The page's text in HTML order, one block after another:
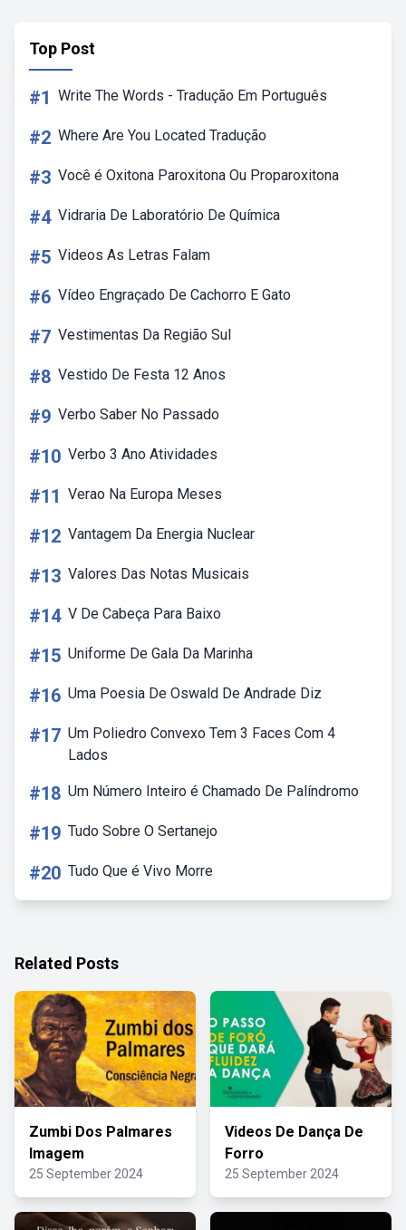
Top Post
#1 Write The Words - Tradução Em Português
#2 Where Are You Located Tradução
#3 Você é Oxitona Paroxitona Ou Proparoxitona
#4 Vidraria De Laboratório De Química
#5 Videos As Letras Falam
#6 Vídeo Engraçado De Cachorro E Gato
#7 Vestimentas Da Região Sul
#8 Vestido De Festa 12 Anos
#9 Verbo Saber No Passado
#10 Verbo 3 Ano Atividades
#11 Verao Na Europa Meses
#12 Vantagem Da Energia Nuclear
#13 Valores Das Notas Musicais
#14 V De Cabeça Para Baixo
#15 Uniforme De Gala Da Marinha
#16 Uma Poesia De Oswald De Andrade Diz
#17 Um Poliedro Convexo Tem 3 Faces Com 4
Lados
#18 Um Número Inteiro é Chamado De Palíndromo
#19 Tudo Sobre O Sertanejo
#20 Tudo Que é Vivo Morre
Related Posts
Zumbi Dos Palmares
Imagem
25 September 2024
Videos De Dança De
Forro
25 September 2024